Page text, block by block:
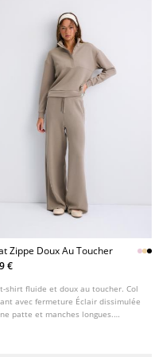
Zippe Doux Au Toucher
€
shirt fluide et doux au toucher. Col
avec fermeture Éclair dissimulée
patte et manches longues.